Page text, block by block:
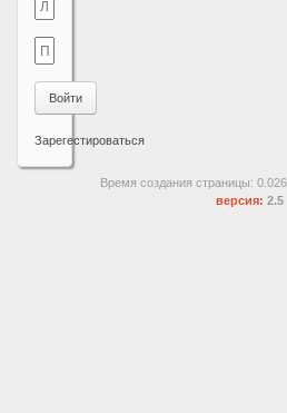
Войти
Зарегестироваться
Время создания страницы:
версия: 2.5